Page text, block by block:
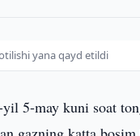
yana qayd etildi
yil 5-may kuni soat